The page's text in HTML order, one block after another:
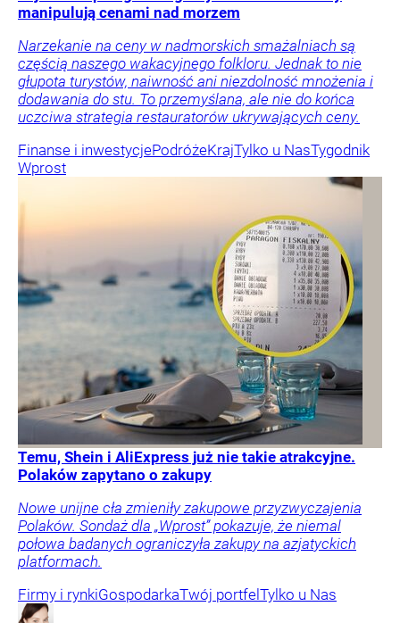
manipulują cenami nad morzem
Narzekanie na ceny w nadmorskich smażalniach są
częścią naszego wakacyjnego folkloru. Jednak to nie
głupota turystów, naiwność ani niezdolność mnożenia i
dodawania do stu. To przemyślana, ale nie do końca
uczciwa strategia restauratorów ukrywających ceny.
Finanse i inwestycjePodróżeKrajTylko u NasTygodnik
Wprost
Temu, Shein i AliExpress już nie takie atrakcyjne.
Polaków zapytano o zakupy
Nowe unijne cła zmieniły zakupowe przyzwyczajenia
Polaków. Sondaż dla „Wprost” pokazuje, że niemal
połowa badanych ograniczyła zakupy na azjatyckich
platformach.
Firmy i rynkiGospodarkaTwój portfelTylko u Nas